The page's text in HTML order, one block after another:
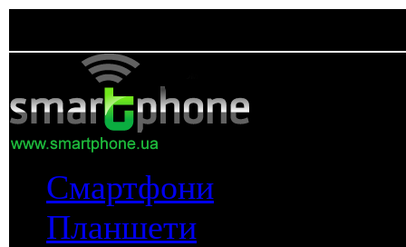
Смартфони
Планшети